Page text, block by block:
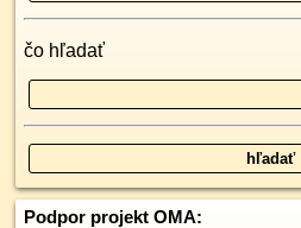
čo hľadať
Podpor projekt OMA: